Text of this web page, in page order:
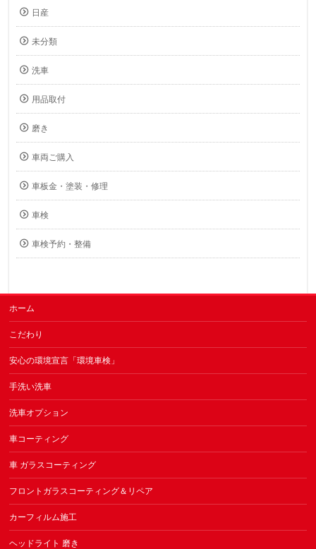
日産
未分類
洗車
用品取付
磨き
車両ご購入
車板金・塗装・修理
車検
車検予約・整備
ホーム
こだわり
安心の環境宣言「環境車検」
手洗い洗車
洗車オプション
車コーティング
車 ガラスコーティング
フロントガラスコーティング＆リペア
カーフィルム施工
ヘッドライト 磨き